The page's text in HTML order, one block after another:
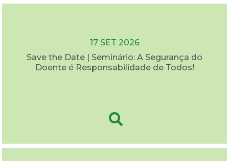
17 SET 2026
Save the Date | Seminário: A Segurança do
Doente é Responsabilidade de Todos!